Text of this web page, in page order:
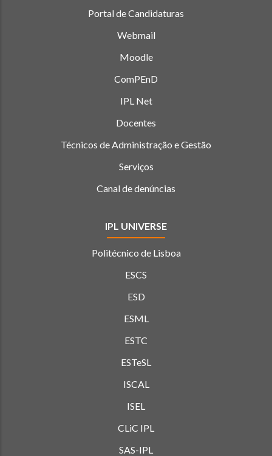
Portal de Candidaturas
Webmail
Moodle
ComPEnD
IPL Net
Docentes
Técnicos de Administração e Gestão
Serviços
Canal de denúncias
IPL UNIVERSE
Politécnico de Lisboa
ESCS
ESD
ESML
ESTC
ESTeSL
ISCAL
ISEL
CLiC IPL
SAS-IPL